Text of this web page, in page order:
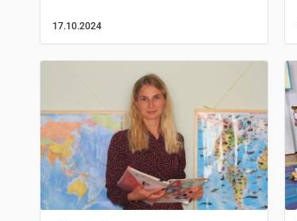
17.10.2024